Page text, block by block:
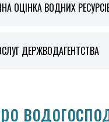
ОЦІНКА ВОДНИХ
ДЕРЖВОДАГЕНТСТВА